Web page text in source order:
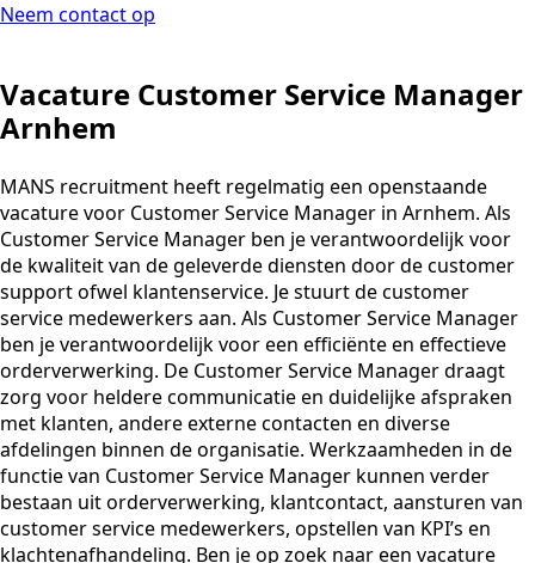
Neem contact op
Vacature Customer Service Manager
Arnhem
MANS recruitment heeft regelmatig een openstaande
vacature voor Customer Service Manager in Arnhem. Als
Customer Service Manager ben je verantwoordelijk voor
de kwaliteit van de geleverde diensten door de customer
support ofwel klantenservice. Je stuurt de customer
service medewerkers aan. Als Customer Service Manager
ben je verantwoordelijk voor een efficiënte en effectieve
orderverwerking. De Customer Service Manager draagt
zorg voor heldere communicatie en duidelijke afspraken
met klanten, andere externe contacten en diverse
afdelingen binnen de organisatie. Werkzaamheden in de
functie van Customer Service Manager kunnen verder
bestaan uit orderverwerking, klantcontact, aansturen van
customer service medewerkers, opstellen van KPI’s en
klachtenafhandeling. Ben je op zoek naar een vacature